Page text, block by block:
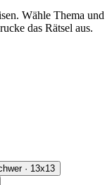
Wähle Thema und
das Rätsel aus.
· 13x13